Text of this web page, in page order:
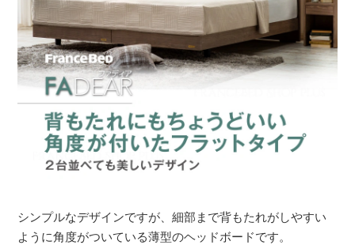
シンプルなデザインですが、細部まで背もたれがしやすい
ように角度がついている薄型のヘッドボードです。